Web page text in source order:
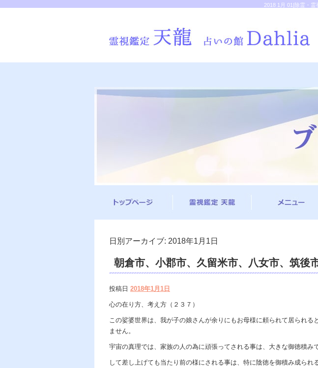
2018 1月 01|除霊・
日別アーカイブ: 2018年1月1日
朝倉市、小郡市、久留米市、八女市、筑後
投稿日 2018年1月1日
心の在り方、考え方（２３７）
この娑婆世界は、我が子の娘さんが余りにもお母様に頼られて居られる
ません。
宇宙の真理では、家族の人の為に頑張ってされる事は、大きな御徳積み
して差し上げても当たり前の様にされる事は、特に陰徳を御積み成られ